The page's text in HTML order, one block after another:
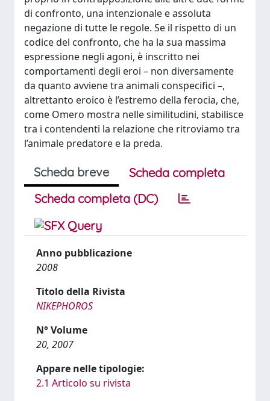
di confronto, una intenzionale e assoluta
negazione di tutte le regole. Se il rispetto di un
codice del confronto, che ha la sua massima
espressione negli agoni, è inscritto nei
comportamenti degli eroi – non diversamente
da quanto avviene tra animali conspecifici –,
altrettanto eroico è l’estremo della ferocia, che,
come Omero mostra nelle similitudini, stabilisce
tra i contendenti la relazione che ritroviamo tra
l’animale predatore e la preda.
Scheda breve
Scheda completa
Scheda completa (DC)
Anno pubblicazione
2008
Titolo della Rivista
NIKEPHOROS
N° Volume
20, 2007
Appare nelle tipologie:
2.1 Articolo su rivista